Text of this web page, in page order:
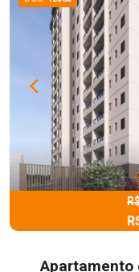
comodidade no
que você merece. O Monte Verde Residencial
proporciona um
organizado ?
bem ou investir com
oportunidade para
contato e
estar aqui!
Apartamento